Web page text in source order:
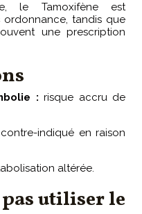
le Tamoxifène est
ordonnance, tandis que
une prescription
: risque accru de
contre-indiqué en raison
altérée.
utiliser le